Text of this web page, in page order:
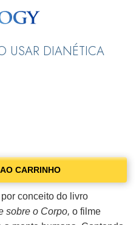
USAR DIANÉTICA
CARRINHO
conceito do livro
sobre o Corpo, o filme